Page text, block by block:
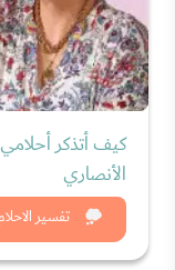
تفسير
كيف أتذكر
الأنصاري
شاهد